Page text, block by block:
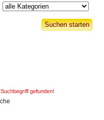
gefunden!